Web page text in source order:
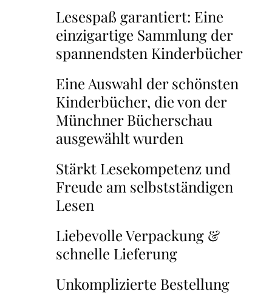
Lesespaß garantiert: Eine
einzigartige Sammlung der
spannendsten Kinderbücher
Eine Auswahl der schönsten
Kinderbücher, die von der
Münchner Bücherschau
ausgewählt wurden
Stärkt Lesekompetenz und
Freude am selbstständigen
Lesen
Liebevolle Verpackung &
schnelle Lieferung
Unkomplizierte Bestellung